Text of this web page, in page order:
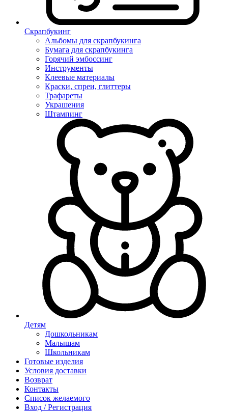
Скрапбукинг
Альбомы для скрапбукинга
Бумага для скрапбукинга
Горячий эмбоссинг
Инструменты
Клеевые материалы
Краски, спреи, глиттеры
Трафареты
Украшения
Штампинг
Детям
Дошкольникам
Малышам
Школьникам
Готовые изделия
Условия доставки
Возврат
Контакты
Список желаемого
Вход / Регистрация